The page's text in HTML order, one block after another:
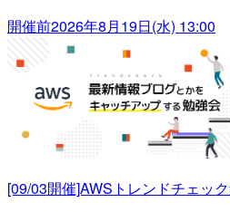
開催前2026年8月19日(水) 13:00
[09/03開催]AWSトレンドチェッ